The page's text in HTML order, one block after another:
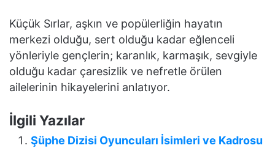
Küçük Sırlar, aşkın ve popülerliğin hayatın
merkezi olduğu, sert olduğu kadar eğlenceli
yönleriyle gençlerin; karanlık, karmaşık, sevgiyle
olduğu kadar çaresizlik ve nefretle örülen
ailelerinin hikayelerini anlatıyor.
İlgili Yazılar
Şüphe Dizisi Oyuncuları İsimleri ve Kadrosu